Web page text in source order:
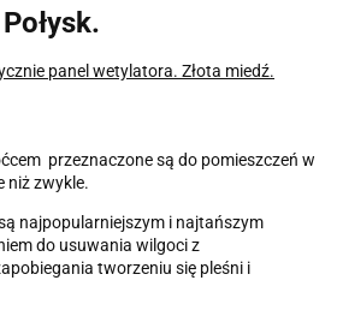
panel wetylatora. Złota miedź.
przeznaczone są do pomieszczeń w
niżzwykle.
ą najpopularniejszym i najtańszym
do usuwania wilgoci z
tworzeniu się pleśni i